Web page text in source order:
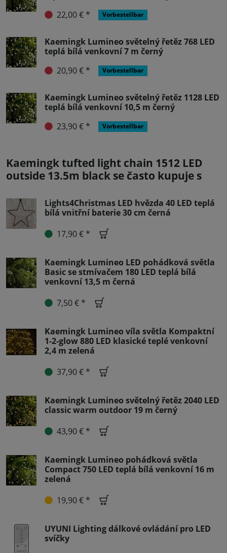
22,00 € *
Vorbestellbar
Kaemingk Lumineo světelný řetěz 768 LED
teplá bílá venkovní 7 m černý
20,90 € *
Vorbestellbar
Kaemingk Lumineo světelný řetěz 1128 LED
teplá bílá venkovní 10,5 m černý
23,90 € *
Vorbestellbar
Kaemingk tufted light chain 1512 LED
outside 13.5m black se často kupuje s
Lights4Christmas LED hvězda 40 LED teplá
bílá vnitřní baterie 30 cm černá
17,90 € *
Kaemingk Lumineo LED pohádková světla
Basic se stmívačem 180 LED teplá bílá
venkovní 13,5 m černá
7,50 € *
Kaemingk Lumineo víla světla Kompaktní
1-2-glow 880 LED klasické teplé venkovní
2,4 m zelená
37,90 € *
Kaemingk Lumineo světelný řetěz 2040 LED
classic warm outdoor 19 m černý
43,90 € *
Kaemingk Lumineo pohádková světla
Compact 750 LED teplá bílá venkovní 16 m
zelená
19,90 € *
UYUNI Lighting dálkové ovládání pro LED
svíčky